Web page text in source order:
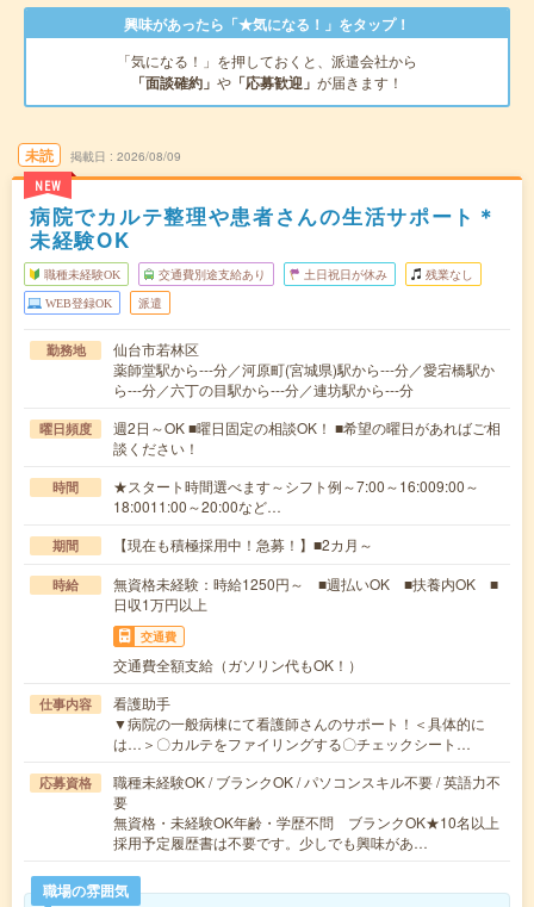
興味があったら「★気になる！」をタップ！
「気になる！」を押しておくと、派遣会社から
「面談確約」 や 「応募歓迎」 が届きます！
未読
NEW
掲載日 2026/08/09
病院でカルテ整理や患者さんの生活サポート＊
未経験OK
職種未経験OK 交通費別途支給あり 土日祝日が休み 残業なし
WEB登録OK 派遣
勤務地
仙台市若林区
薬師堂駅から---分／河原町(宮城県)駅から---分／愛宕橋駅か
ら---分／六丁の目駅から---分／連坊駅から---分
曜日頻度
週2日～OK ■曜日固定の相談OK！ ■希望の曜日があればご相
談ください！
時間
★スタート時間選べます～シフト例～7:00～16:009:00～
18:0011:00～20:00など…
期間 【現在も積極採用中！急募！】■2カ月～
時給
無資格未経験：時給1250円～ ■週払いOK ■扶養内OK ■
日収1万円以上
交通費
交通費全額支給（ガソリン代もOK！）
仕事内容
看護助手
▼病院の一般病棟にて看護師さんのサポート！＜具体的に
は…＞〇カルテをファイリングする〇チェックシート…
応募資格
職種未経験OK / ブランクOK / パソコンスキル不要 / 英語力不
要
無資格・未経験OK年齢・学歴不問 ブランクOK★10名以上
採用予定履歴書は不要です。少しでも興味があ…
職場の雰囲気